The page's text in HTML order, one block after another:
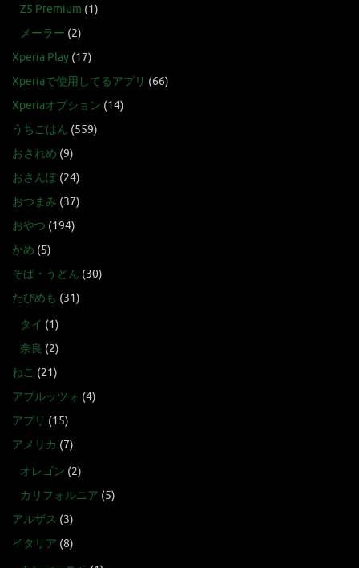
Z5 Premium (1)
メーラー (2)
Xperia Play (17)
Xperiaで使用してるアプリ (66)
Xperiaオプション (14)
うちごはん (559)
おされめ (9)
おさんぽ(24)
おつまみ (37)
おやつ (194)
かめ (5)
そば・うどん (30)
たびめも (31)
タイ (1)
奈良 (2)
ねこ (21)
アブルッツォ (4)
アプリ (15)
アメリカ (7)
オレゴン (2)
カリフォルニア (5)
アルザス (3)
イタリア (8)